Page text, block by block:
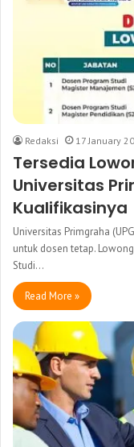
Redaksi 17 January
Tersedia
Universitas
Kualifikasinya
Universitas Primgraha
untuk dosen tetap.
Studi…
Read More »